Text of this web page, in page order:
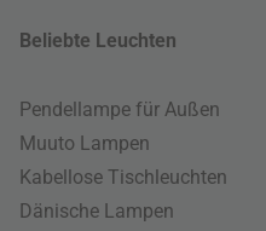
Beliebte Leuchten
Pendellampe für Außen
Muuto Lampen
Kabellose Tischleuchten
Dänische Lampen